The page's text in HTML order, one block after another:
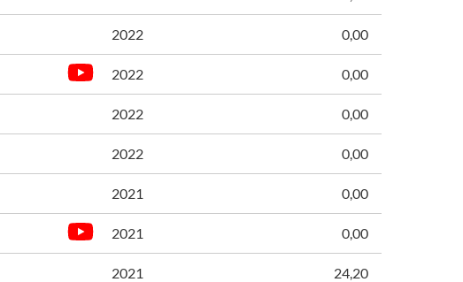
2022 0,00
2022 0,00
2022 0,00
2022 0,00
2021 0,00
2021 0,00
2021 24,20